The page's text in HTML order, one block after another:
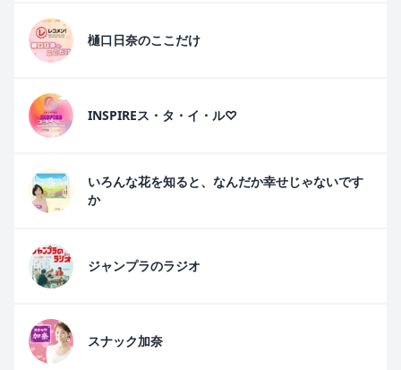
樋口日奈のここだけ
INSPIREス・タ・イ・ル♡
いろんな花を知ると、なんだか幸せじゃないです
か
ジャンプラのラジオ
スナック加奈